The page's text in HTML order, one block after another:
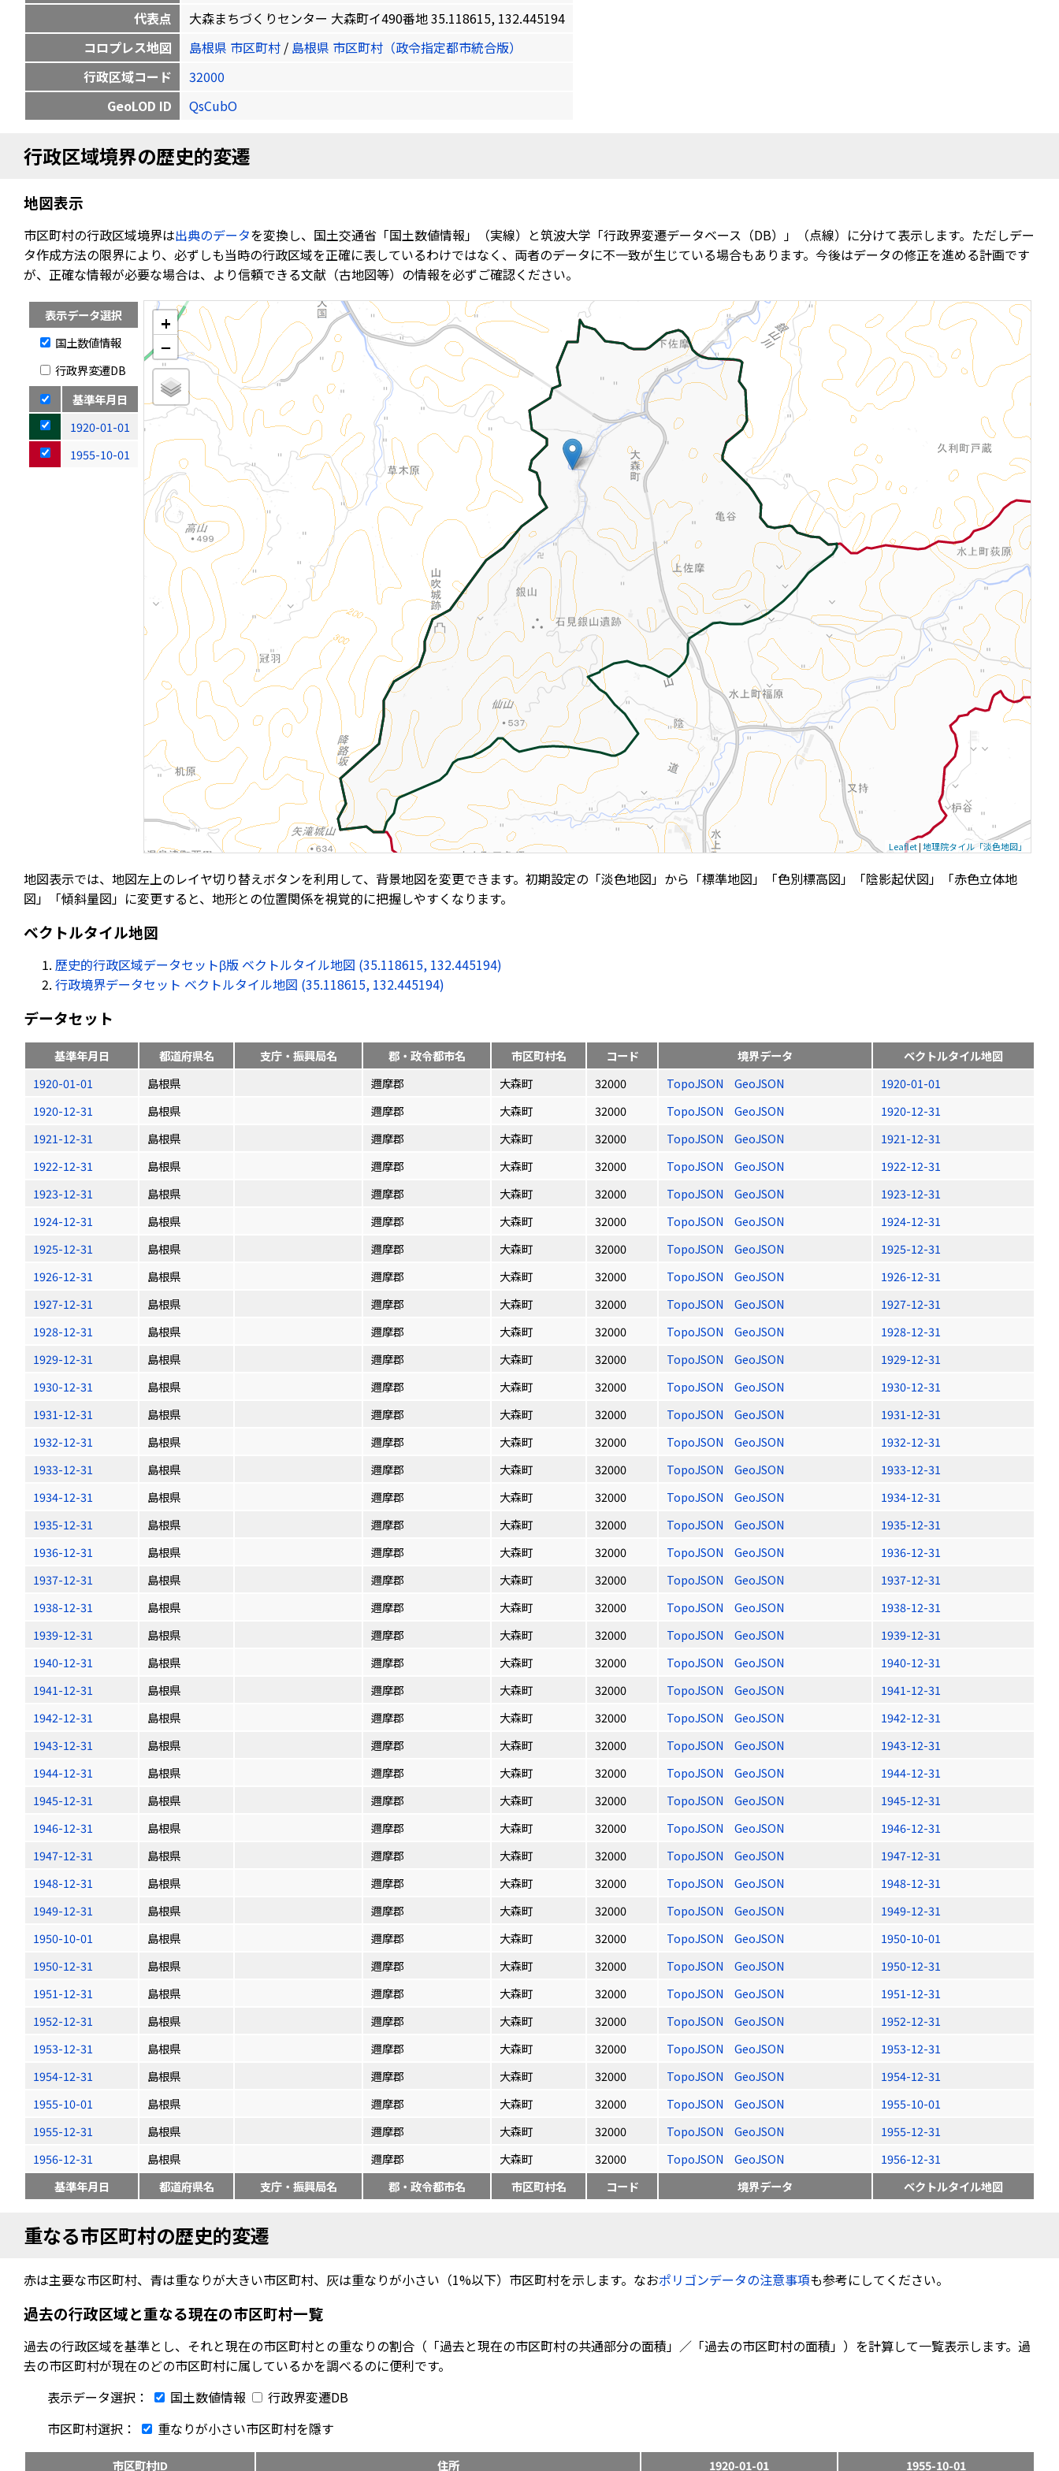
代表点
大森まちづくりセンター 大森町イ490番地 35.118615, 132.445194
コロプレス地図
島根県 市区町村 / 島根県 市区町村（政令指定都市統合版）
行政区域コード
32000
GeoLOD ID
QsCubO
行政区域境界の歴史的変遷
地図表示
市区町村の行政区域境界は出典のデータを変換し、国土交通省「国土数値情報」（実線）と筑波大学「行政界変遷データベース（DB）」（点線）に分けて表示します。ただしデー
タ作成方法の限界により、必ずしも当時の行政区域を正確に表しているわけではなく、両者のデータに不一致が生じている場合もあります。今後はデータの修正を進める計画です
が、正確な情報が必要な場合は、より信頼できる文献（古地図等）の情報を必ずご確認ください。
表示データ選択
国土数値情報
行政界変遷DB
基準年月日
1920-01-01
1955-10-01
+
−
Leaflet|地理院タイル「淡色地図」
地図表示では、地図左上のレイヤ切り替えボタンを利用して、背景地図を変更できます。初期設定の「淡色地図」から「標準地図」「色別標高図」「陰影起伏図」「赤色立体地
図」「傾斜量図」に変更すると、地形との位置関係を視覚的に把握しやすくなります。
ベクトルタイル地図
歴史的行政区域データセットβ版 ベクトルタイル地図 (35.118615, 132.445194)
行政境界データセット ベクトルタイル地図 (35.118615, 132.445194)
データセット
基準年月日 都道府県名 支庁・振興局名 郡・政令都市名 市区町村名 コード 境界データ
ベクトルタイル地図
1920-01-01
島根県 邇摩郡 大森町 32000 TopoJSON GeoJSON
1920-01-01
1920-12-31
島根県 邇摩郡 大森町 32000 TopoJSON GeoJSON
1920-12-31
1921-12-31
島根県 邇摩郡 大森町 32000 TopoJSON GeoJSON
1921-12-31
1922-12-31
島根県 邇摩郡 大森町 32000 TopoJSON GeoJSON
1922-12-31
1923-12-31
島根県 邇摩郡 大森町 32000 TopoJSON GeoJSON
1923-12-31
1924-12-31
島根県 邇摩郡 大森町 32000 TopoJSON GeoJSON
1924-12-31
1925-12-31
島根県 邇摩郡 大森町 32000 TopoJSON GeoJSON
1925-12-31
1926-12-31
島根県 邇摩郡 大森町 32000 TopoJSON GeoJSON
1926-12-31
1927-12-31
島根県 邇摩郡 大森町 32000 TopoJSON GeoJSON
1927-12-31
1928-12-31
島根県 邇摩郡 大森町 32000 TopoJSON GeoJSON
1928-12-31
1929-12-31
島根県 邇摩郡 大森町 32000 TopoJSON GeoJSON
1929-12-31
1930-12-31
島根県 邇摩郡 大森町 32000 TopoJSON GeoJSON
1930-12-31
1931-12-31
島根県 邇摩郡 大森町 32000 TopoJSON GeoJSON
1931-12-31
1932-12-31
島根県 邇摩郡 大森町 32000 TopoJSON GeoJSON
1932-12-31
1933-12-31
島根県 邇摩郡 大森町 32000 TopoJSON GeoJSON
1933-12-31
1934-12-31
島根県 邇摩郡 大森町 32000 TopoJSON GeoJSON
1934-12-31
1935-12-31
島根県 邇摩郡 大森町 32000 TopoJSON GeoJSON
1935-12-31
1936-12-31
島根県 邇摩郡 大森町 32000 TopoJSON GeoJSON
1936-12-31
1937-12-31
島根県 邇摩郡 大森町 32000 TopoJSON GeoJSON
1937-12-31
1938-12-31
島根県 邇摩郡 大森町 32000 TopoJSON GeoJSON
1938-12-31
1939-12-31
島根県 邇摩郡 大森町 32000 TopoJSON GeoJSON
1939-12-31
1940-12-31
島根県 邇摩郡 大森町 32000 TopoJSON GeoJSON
1940-12-31
1941-12-31
島根県 邇摩郡 大森町 32000 TopoJSON GeoJSON
1941-12-31
1942-12-31
島根県 邇摩郡 大森町 32000 TopoJSON GeoJSON
1942-12-31
1943-12-31
島根県 邇摩郡 大森町 32000 TopoJSON GeoJSON
1943-12-31
1944-12-31
島根県 邇摩郡 大森町 32000 TopoJSON GeoJSON
1944-12-31
1945-12-31
島根県 邇摩郡 大森町 32000 TopoJSON GeoJSON
1945-12-31
1946-12-31
島根県 邇摩郡 大森町 32000 TopoJSON GeoJSON
1946-12-31
1947-12-31
島根県 邇摩郡 大森町 32000 TopoJSON GeoJSON
1947-12-31
1948-12-31
島根県 邇摩郡 大森町 32000 TopoJSON GeoJSON
1948-12-31
1949-12-31
島根県 邇摩郡 大森町 32000 TopoJSON GeoJSON
1949-12-31
1950-10-01
島根県 邇摩郡 大森町 32000 TopoJSON GeoJSON
1950-10-01
1950-12-31
島根県 邇摩郡 大森町 32000 TopoJSON GeoJSON
1950-12-31
1951-12-31
島根県 邇摩郡 大森町 32000 TopoJSON GeoJSON
1951-12-31
1952-12-31
島根県 邇摩郡 大森町 32000 TopoJSON GeoJSON
1952-12-31
1953-12-31
島根県 邇摩郡 大森町 32000 TopoJSON GeoJSON
1953-12-31
1954-12-31
島根県 邇摩郡 大森町 32000 TopoJSON GeoJSON
1954-12-31
1955-10-01
島根県 邇摩郡 大森町 32000 TopoJSON GeoJSON
1955-10-01
1955-12-31
島根県 邇摩郡 大森町 32000 TopoJSON GeoJSON
1955-12-31
1956-12-31
島根県 邇摩郡 大森町 32000 TopoJSON GeoJSON
1956-12-31
基準年月日
都道府県名 支庁・振興局名 郡・政令都市名 市区町村名 コード 境界データ ベクトルタイル地図
重なる市区町村の歴史的変遷
赤は主要な市区町村、青は重なりが大きい市区町村、灰は重なりが小さい（1%以下）市区町村を示します。なおポリゴンデータの注意事項も参考にしてください。
過去の行政区域と重なる現在の市区町村一覧
過去の行政区域を基準とし、それと現在の市区町村との重なりの割合（「過去と現在の市区町村の共通部分の面積」／「過去の市区町村の面積」）を計算して一覧表示します。過
去の市区町村が現在のどの市区町村に属しているかを調べるのに便利です。
表示データ選択：
国土数値情報
行政界変遷DB
市区町村選択：
重なりが小さい市区町村を隱す
市区町村ID 住所 1920-01-01 1955-10-01